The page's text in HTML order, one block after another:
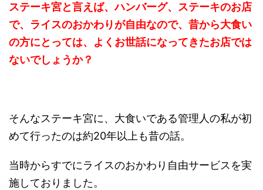
ステーキ宮と言えば、ハンバーグ、ステーキのお店
で、 ライスのおかわりが自由なので、昔から大食い
の方にとっては、よくお世話になってきたお店では
ないでしょうか？
そんなステーキ宮に、大食いである管理人の私が初
めて行ったのは約20年以上も昔の話。
当時からすでにライスのおかわり自由サービスを実
施しておりました。